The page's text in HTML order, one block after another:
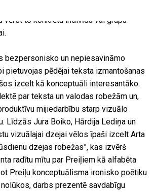
par valodas spēku, kas pārsniedz
vērst to konkrētu indivīdu vai grupu
bezpersonisko un nepiesavināmo
pietuvojas pēdējai teksta izmantošanas
izcelt kā konceptuāli interesantāko.
par teksta un valodas robežām un,
mijiedarbību starp vizuālo
Līdzās Jura Boiko, Hārdija Lediņa un
vizuālajai dzejai vēlos īpaši izcelt Arta
dzejas robežas”, kas izvērš
radītu mītu par Preiļiem kā alfabēta
Preiļu konceptuālisma ironisko poētiku
darbs prezentē savdabīgu